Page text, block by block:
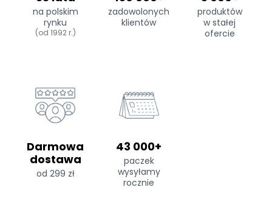
na polskim
rynku
(od 1992 r.)
zadowolonych
klientów
produktów
w stałej
ofercie
Darmowa
dostawa
od 299 zł
43 000+
paczek
wysyłamy
rocznie